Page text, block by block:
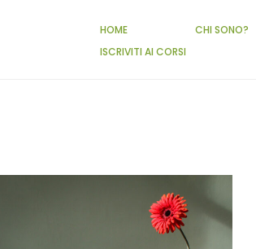
HOME CHI SONO?
ISCRIVITI AI CORSI